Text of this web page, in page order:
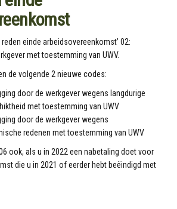
reden einde arbeidsovereenkomst’ 02:
met toestemming van UWV.
de volgende 2 nieuwe codes:
door de werkgever wegens langdurige
met toestemming van UWV
door de werkgever wegens
redenen met toestemming van UWV
ook, als u in 2022 een nabetaling doet voor
die u in 2021 of eerder hebt beëindigd met